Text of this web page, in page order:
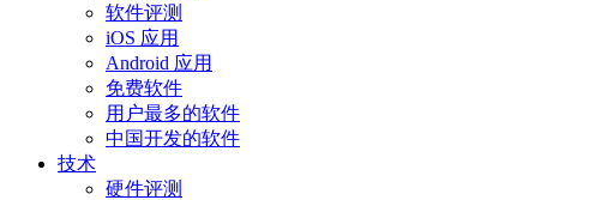
软件评测
iOS 应用
Android 应用
免费软件
用户最多的软件
中国开发的软件
技术
硬件评测